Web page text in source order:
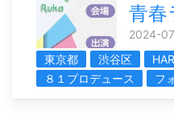
青春
2024-
東京都
渋谷区
８１プロデュース
フ